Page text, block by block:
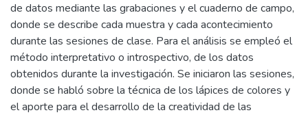
de datos mediante las grabaciones y el cuaderno de campo,
donde se describe cada muestra y cada acontecimiento
durante las sesiones de clase. Para el análisis se empleó el
método interpretativo o introspectivo, de los datos
obtenidos durante la investigación. Se iniciaron las sesiones,
donde se habló sobre la técnica de los lápices de colores y
el aporte para el desarrollo de la creatividad de las